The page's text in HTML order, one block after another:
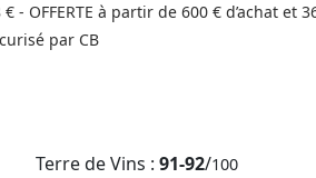
- OFFERTE à partir de 600 € d’achat et
par CB
Terre de Vins : 91-92/100